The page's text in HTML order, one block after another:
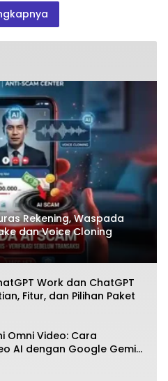
Rekening, Waspada
dan Voice Cloning
Work dan ChatGPT
Fitur, dan Pilihan Paket
Omni Video: Cara
AI dengan Google Gemini